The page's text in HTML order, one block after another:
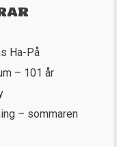
Ha-På
– 101 år
– sommaren